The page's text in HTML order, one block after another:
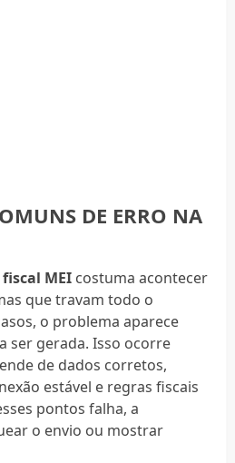
DE ERRO NA
MEIcostuma acontecer
que travam todo o
o problema aparece
ser gerada. Isso ocorre
de dados corretos,
estável e regras fiscais
pontos falha, a
o envio ou mostrar